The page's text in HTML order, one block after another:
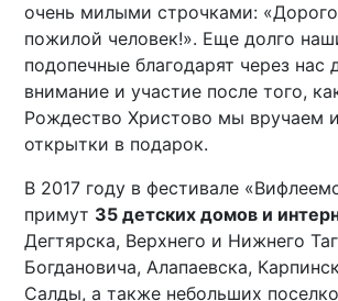
очень милыми строчками:
пожилой человек!». Еще долго
подопечные благодарят через нас
внимание и участие после того,
Рождество Христово мы вручаем
открытки в подарок.
В 2017 году в фестивале
примут 35 детских домов и
Дегтярска, Верхнего и Нижнего
Богдановича, Алапаевска,
Салды, а также небольших